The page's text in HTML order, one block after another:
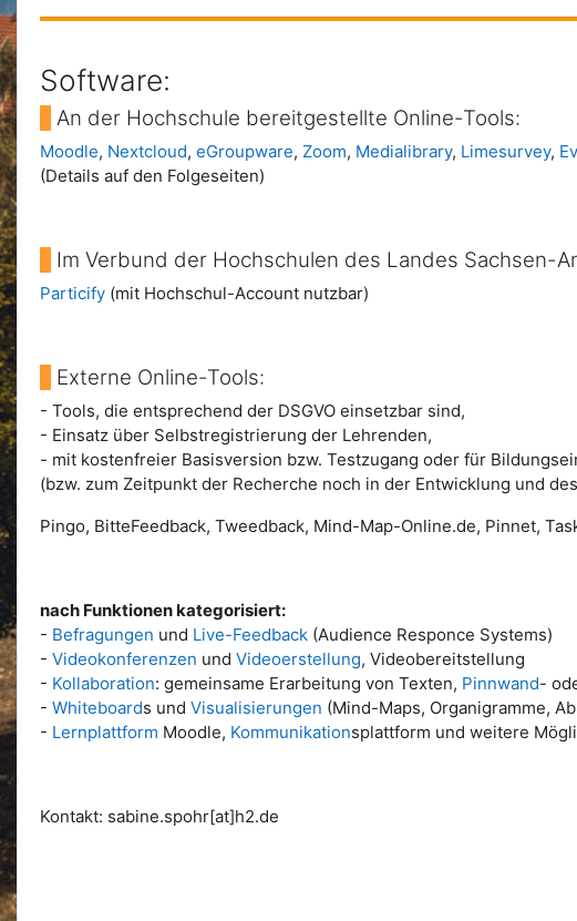
Software:
An der Hochschule bereitgestellte Online-Tools:
Moodle, Nextcloud, eGroupware, Zoom, Medialibrary, Limesurvey,
(Details auf den Folgeseiten)
Im Verbund der Hochschulen des Landes Sachsen-
Particify (mit Hochschul-Account nutzbar)
Externe Online-Tools:
- Tools, die entsprechend der DSGVO einsetzbar sind,
- Einsatz über Selbstregistrierung der Lehrenden,
- mit kostenfreier Basisversion bzw. Testzugang oder für
(bzw. zum Zeitpunkt der Recherche noch in der Entwicklung und
Pingo, BitteFeedback, Tweedback, Mind-Map-Online.de, Pinnet,
nach Funktionen kategorisiert:
- Befragungen und Live-Feedback (Audience Responce Systems)
- Videokonferenzen und Videoerstellung, Videobereitstellung
- Kollaboration: gemeinsame Erarbeitung von Texten, Pinnwand-
- Whiteboards und Visualisierungen (Mind-Maps, Organigramme,
- Lernplattform Moodle, Kommunikationsplattform und weitere
Kontakt: sabine.spohr[at]h2.de